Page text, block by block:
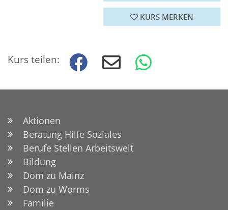
KURS MERKEN
Kurs teilen:
Aktionen
Beratung Hilfe Soziales
Berufe Stellen Arbeitswelt
Bildung
Dom zu Mainz
Dom zu Worms
Familie